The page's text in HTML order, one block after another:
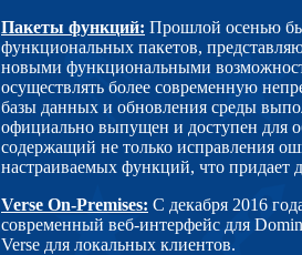
Пакеты функций: Прошлой осенью
функциональных пакетов,
новыми функциональными
осуществлять более современную
базы данных и обновления среды
официально выпущен и доступен для
cодержащий не только исправления
настраиваемых функций, что придает
Verse On-Premises: С декабря 2016
современный веб-интерфейс для
Verse для локальных клиентов.